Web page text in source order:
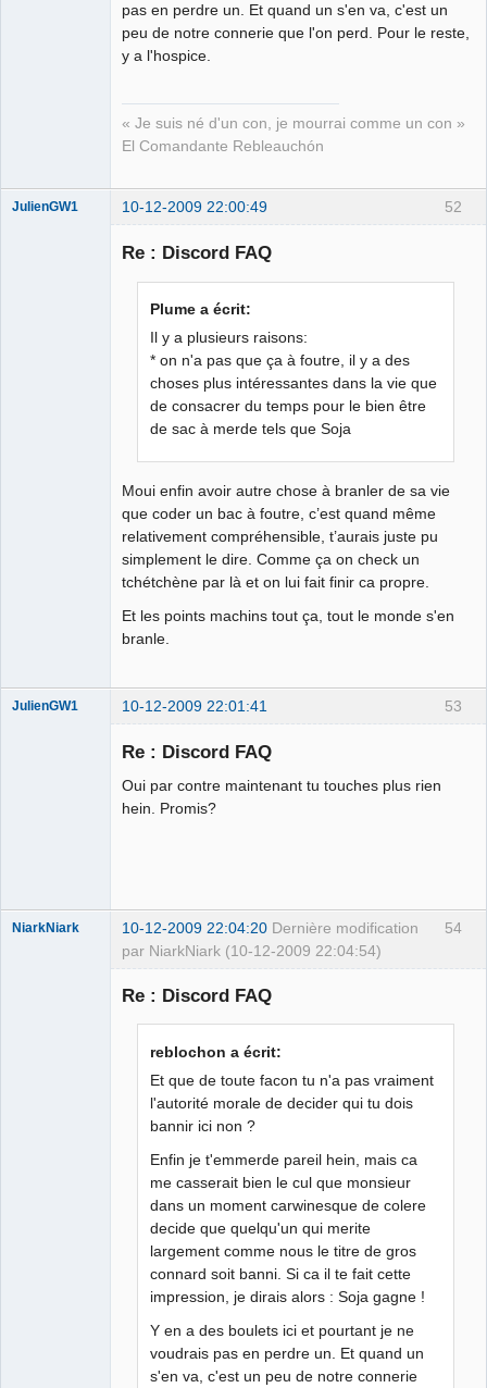
pas en perdre un. Et quand un s'en va, c'est un
peu de notre connerie que l'on perd. Pour le reste,
y a l'hospice.
« Je suis né d'un con, je mourrai comme un con »
El Comandante Rebleauchón
52
JulienGW1 10-12-2009 22:00:49
Re : Discord FAQ
Plume a écrit:
Il y a plusieurs raisons:
* on n'a pas que ça à foutre, il y a des
choses plus intéressantes dans la vie que
de consacrer du temps pour le bien être
de sac à merde tels que Soja
Moui enfin avoir autre chose à branler de sa vie
que coder un bac à foutre, c’est quand même
relativement compréhensible, t’aurais juste pu
simplement le dire. Comme ça on check un
tchétchène par là et on lui fait finir ca propre.
Et les points machins tout ça, tout le monde s'en
branle.
53
JulienGW1 10-12-2009 22:01:41
Re : Discord FAQ
Oui par contre maintenant tu touches plus rien
hein. Promis?
54
NiarkNiark 10-12-2009 22:04:20 Dernière modification
par NiarkNiark (10-12-2009 22:04:54)
Re : Discord FAQ
reblochon a écrit:
Et que de toute facon tu n'a pas vraiment
l'autorité morale de decider qui tu dois
bannir ici non ?
Enfin je t'emmerde pareil hein, mais ca
me casserait bien le cul que monsieur
dans un moment carwinesque de colere
decide que quelqu'un qui merite
largement comme nous le titre de gros
connard soit banni. Si ca il te fait cette
impression, je dirais alors : Soja gagne !
Y en a des boulets ici et pourtant je ne
voudrais pas en perdre un. Et quand un
s'en va, c'est un peu de notre connerie